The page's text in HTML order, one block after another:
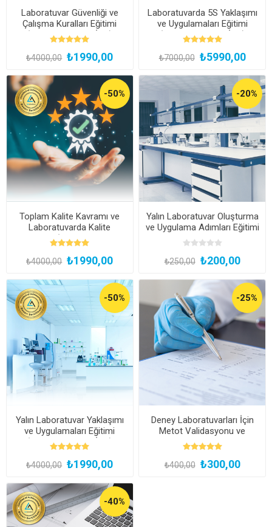
Laboratuvar Güvenliği ve
Çalışma Kuralları Eğitimi
(Kayıttan Hemen İzle)
₺4000,00 ₺1990,00
Laboratuvarda 5S Yaklaşımı
ve Uygulamaları Eğitimi
(Kayıttan Hemen İzle)
₺7000,00 ₺5990,00
-50%
Toplam Kalite Kavramı ve
Laboratuvarda Kalite
Yaklaşımı (Kayıttan Hemen
İzle)
₺4000,00 ₺1990,00
-20%
Yalın Laboratuvar Oluşturma
ve Uygulama Adımları Eğitimi
₺250,00 ₺200,00
-50%
Yalın Laboratuvar Yaklaşımı
ve Uygulamaları Eğitimi
(Kayıttan Hemen İzle)
₺4000,00 ₺1990,00
-25%
Deney Laboratuvarları İçin
Metot Validasyonu ve
Verifikasyonu Webinarı
₺400,00 ₺300,00
-40%